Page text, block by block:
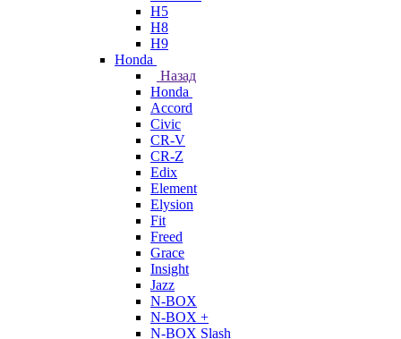
H5
H8
H9
Honda
Назад
Honda
Accord
Civic
CR-V
CR-Z
Edix
Element
Elysion
Fit
Freed
Grace
Insight
Jazz
N-BOX
N-BOX +
N-BOX Slash